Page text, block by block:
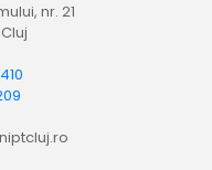
nr. 21